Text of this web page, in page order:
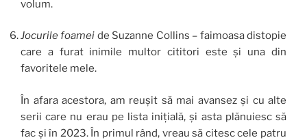
volum.
Jocurilefoamei de Suzanne Collins – faimoasa distopie
care a furat inimile multor cititori este și una din
favoritele mele.
În afara acestora, am reușit să mai avansez și cu alte
serii care nu erau pe lista inițială, și asta plănuiesc să
fac și în 2023. În primul rând, vreau să citesc cele patru